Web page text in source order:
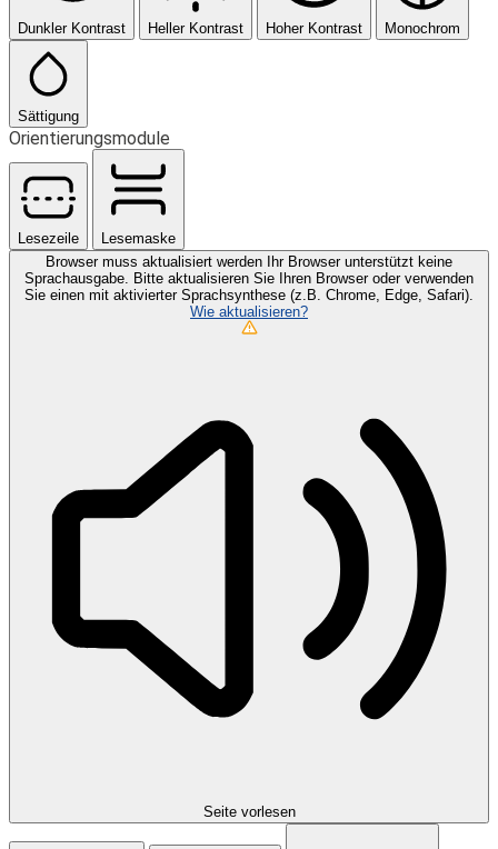
Dunkler Kontrast Heller Kontrast Hoher Kontrast Monochrom
Sättigung
Orientierungsmodule
Lesezeile
Lesemaske
Browser muss aktualisiert werden
Ihr Browser unterstützt keine
Sprachausgabe. Bitte aktualisieren Sie Ihren Browser oder verwenden
Sie einen mit aktivierter Sprachsynthese (z.B. Chrome, Edge, Safari).
Wie aktualisieren?
Seite vorlesen